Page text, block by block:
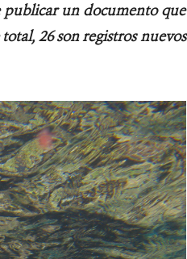
publicar un documento que
26 son registros nuevos